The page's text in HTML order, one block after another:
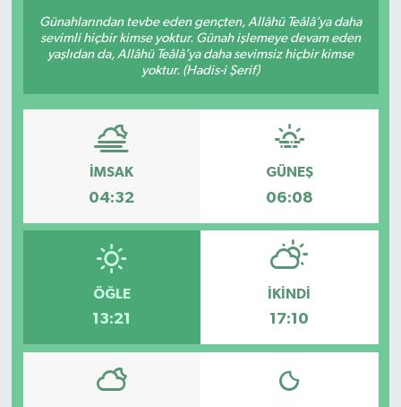
Günahlarından tevbe eden gençten, Allâhü Teâlâ’ya daha
sevimli hiçbir kimse yoktur. Günah işlemeye devam eden
yaşlıdan da, Allâhü Teâlâ’ya daha sevimsiz hiçbir kimse
yoktur. (Hadis-i Şerif)
İMSAK
04:32
GÜNEŞ
06:08
ÖĞLE
13:21
İKINDI
17:10